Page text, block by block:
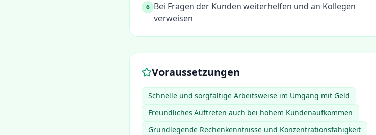
6 Bei Fragen der Kunden weiterhelfen und an Kollegen
verweisen
Voraussetzungen
Schnelle und sorgfältige Arbeitsweise im Umgang mit Geld
Freundliches Auftreten auch bei hohem Kundenaufkommen
Grundlegende Rechenkenntnisse und Konzentrationsfähigkeit